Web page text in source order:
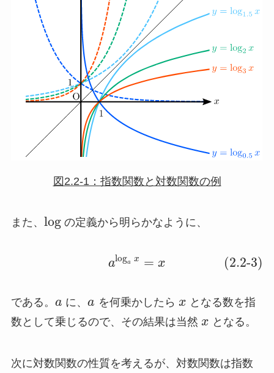
図2.2-1：指数関数と対数関数の例
また、 logの定義から明らかなように、
aloga x = x (2.2-3)
である。 a に、a を何乗かしたら x となる数を指
数として乗じるので、その結果は当然 x となる。
次に対数関数の性質を考えるが、対数関数は指数